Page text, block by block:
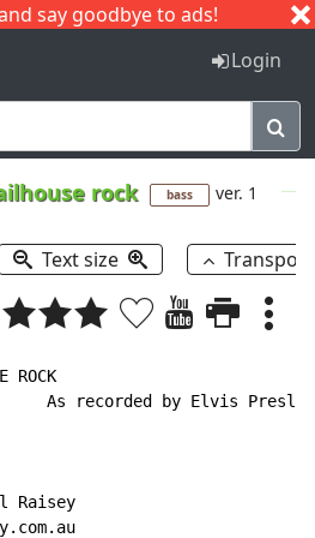
say goodbye to ads!
I J
Login
rock bass ver. 1
Text size
ROCK
As recorded by Elvis Presley
Raisey